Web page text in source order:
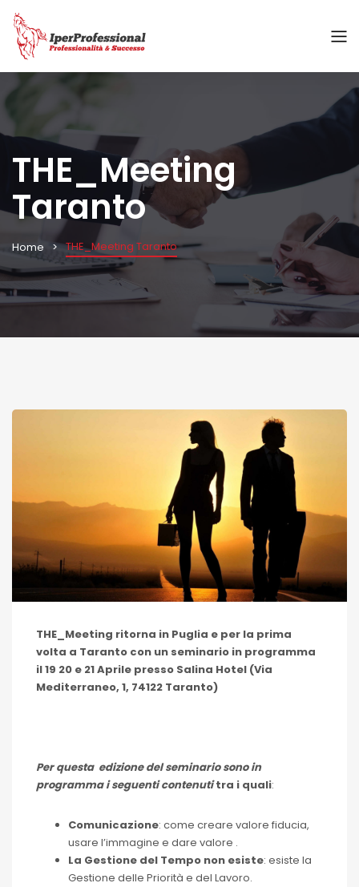
THE_Meeting
Taranto
Home THE_Meeting Taranto
THE_Meeting ritorna in Puglia e per la prima
volta a Taranto con un seminario in programma
il 19 20 e 21 Aprile presso Salina Hotel (Via
Mediterraneo, 1, 74122 Taranto)
Per questa edizione del seminario sono in
programma i seguenti contenutitra i quali:
Comunicazione: come creare valore fiducia,
usare l’immagine e dare valore .
La Gestione del Tempo non esiste: esiste la
Gestione delle Priorità e del Lavoro.